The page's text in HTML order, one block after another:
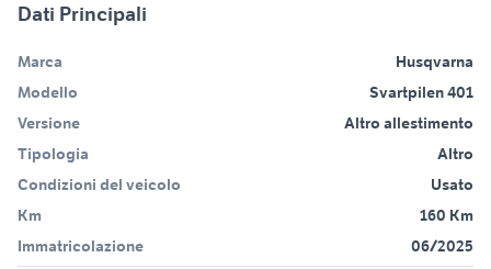
Dati Principali
Marca
Husqvarna
Modello
Svartpilen 401
Versione
Altro allestimento
Tipologia
Altro
Condizioni del veicolo
Usato
Km
160 Km
Immatricolazione
06/2025